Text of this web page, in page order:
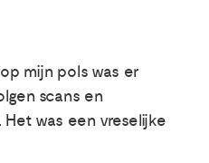
mijn pols was er
scans en
was een vreselijke